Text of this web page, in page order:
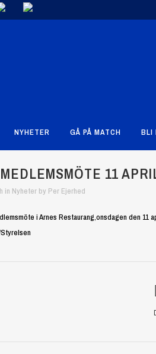
NYHETER GÅ PÅ MATCH BLI
MEDLEMSMÖTE 11
in Nyheter by Per Ejerhed
i Arnes Restaurang,onsdagen den 11